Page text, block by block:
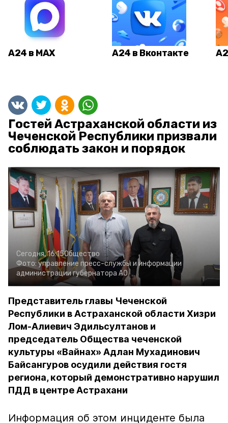
А24 в MAX А24 в Вконтакте
Гостей Астраханской области из
Чеченской Республики призвали
соблюдать закон и порядок
Сегодня, 16:15Общество
Фото: управление пресс-службы и информации
администрации губернатора АО
Представитель главы Чеченской
Республики в Астраханской области Хизри
Лом-Алиевич Эдильсултанов и
председатель Общества чеченской
культуры «Вайнах» Адлан Мухадинович
Байсангуров осудили действия гостя
региона, который демонстративно нарушил
ПДД в центре Астрахани
Информация об этом инциденте была